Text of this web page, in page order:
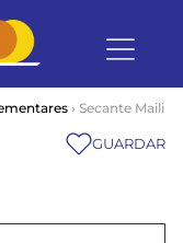
› Secante Mailin
GUARDAR